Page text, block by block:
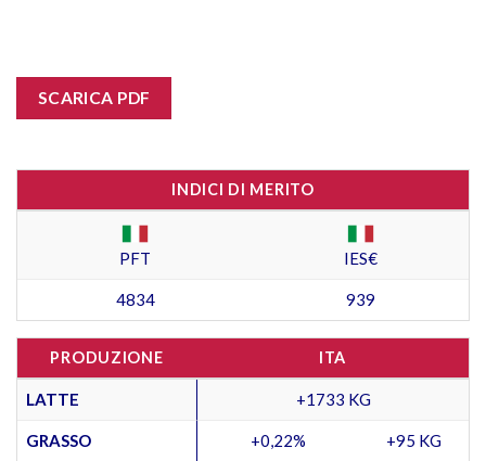
SCARICA PDF
INDICI DI MERITO
PFT IES€
4834 939
PRODUZIONE ITA
LATTE +1733 KG
GRASSO +0,22% +95 KG